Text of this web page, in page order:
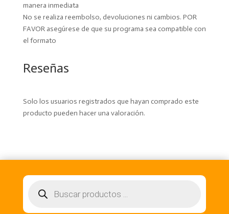
manera inmediata
No se realiza reembolso, devoluciones ni cambios. POR
FAVOR asegúrese de que su programa sea compatible con
el formato
Reseñas
Solo los usuarios registrados que hayan comprado este
producto pueden hacer una valoración.
productos